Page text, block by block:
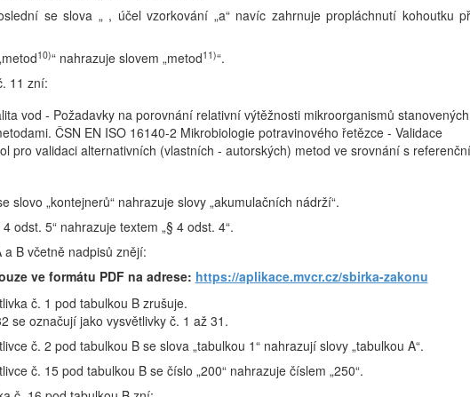
se slova „ , účel vzorkování „a“ navíc zahrnuje propláchnutí kohoutku
10)“ nahrazuje slovem „metod11)“.
11 zní:
vod - Požadavky na porovnání relativní výtěžnosti mikroorganismů stanovených
ČSN EN ISO 16140-2 Mikrobiologie potravinového řetězce - Validace
pro validaci alternativních (vlastních - autorských) metod ve srovnání s referenční
slovo „kontejnerů“ nahrazuje slovy „akumulačních nádrží“.
odst. 5“ nahrazuje textem „§ 4 odst. 4“.
B včetně nadpisů znějí:
ve formátu PDF na adrese: https://aplikace.mvcr.cz/sbirka-zakonu
č. 1 pod tabulkou B zrušuje.
se označují jako vysvětlivky č. 1 až 31.
č. 2 pod tabulkou B se slova „tabulkou 1“ nahrazují slovy „tabulkou A“.
č. 15 pod tabulkou B se číslo „200“ nahrazuje číslem „250“.